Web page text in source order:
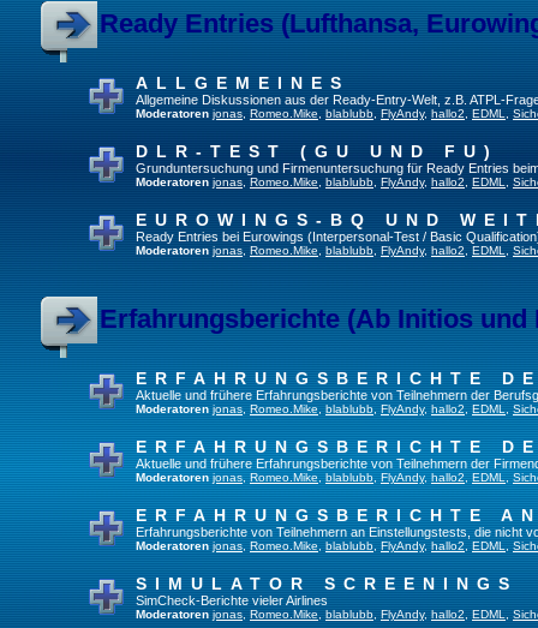
Ready Entries (Lufthansa,
ALLGEMEINES
Allgemeine Diskussionen aus der Ready-Entry-Welt, z.B. ATPL-
Moderatoren jonas Romeo.Mike blablubb FlyAndy, hallo2 EDML
DLR-TEST (GU UND FU)
Grunduntersuchung und Firmenuntersuchung für Ready Entries
Moderatoren jonas Romeo.Mike blablubb FlyAndy, hallo2 EDML
EUROWINGS-BQ UND
Ready Entries bei Eurowings (Interpersonal-Test / Basic
Moderatoren jonas Romeo.Mike blablubb FlyAndy, hallo2 EDML
Erfahrungsberichte (Ab Initios und
ERFAHRUNGSBERICHTE
Aktuelle und frühere Erfahrungsberichte von Teilnehmern der
Moderatoren jonas Romeo.Mike blablubb FlyAndy, hallo2 EDML
ERFAHRUNGSBERICHTE
Aktuelle und frühere Erfahrungsberichte von Teilnehmern der
Moderatoren jonas Romeo.Mike blablubb FlyAndy, hallo2 EDML
ERFAHRUNGSBERICHTE
Erfahrungsberichte von Teilnehmern an Einstellungstests, die nicht
Moderatoren jonas Romeo.Mike blablubb FlyAndy, hallo2 EDML
SIMULATOR SCREENINGS
SimCheck-Berichte vieler Airlines
Moderatoren jonas Romeo.Mike blablubb FlyAndy, hallo2 EDML